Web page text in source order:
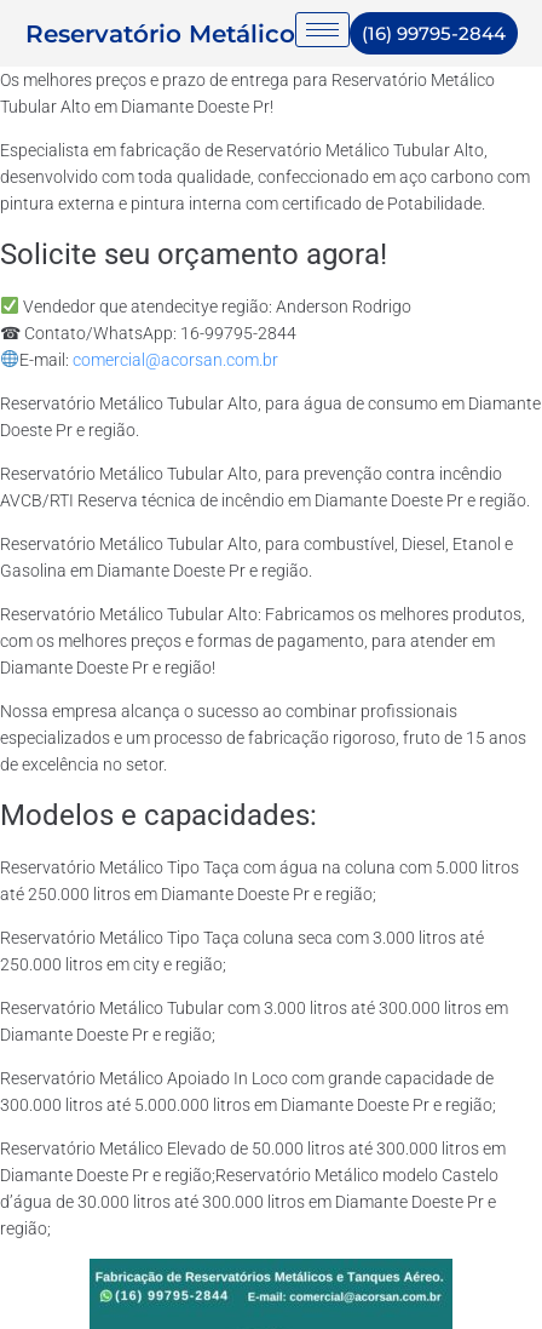
Reservatório Metálico (16) 99795-2844
Os melhores preços e prazo de entrega para Reservatório Metálico
Tubular Alto em Diamante Doeste Pr!
Especialista em fabricação de Reservatório Metálico Tubular Alto,
desenvolvido com toda qualidade, confeccionado em aço carbono com
pintura externa e pintura interna com certificado de Potabilidade.
Solicite seu orçamento agora!
Vendedor que atendecitye região: Anderson Rodrigo
☎ Contato/WhatsApp: 16-99795-2844
E-mail: comercial@acorsan.com.br
Reservatório Metálico Tubular Alto, para água de consumo em Diamante
Doeste Pr e região.
Reservatório Metálico Tubular Alto, para prevenção contra incêndio
AVCB/RTI Reserva técnica de incêndio em Diamante Doeste Pr e região.
Reservatório Metálico Tubular Alto, para combustível, Diesel, Etanol e
Gasolina em Diamante Doeste Pr e região.
Reservatório Metálico Tubular Alto: Fabricamos os melhores produtos,
com os melhores preços e formas de pagamento, para atender em
Diamante Doeste Pr e região!
Nossa empresa alcança o sucesso ao combinar profissionais
especializados e um processo de fabricação rigoroso, fruto de 15 anos
de excelência no setor.
Modelos e capacidades:
Reservatório Metálico Tipo Taça com água na coluna com 5.000 litros
até 250.000 litros em Diamante Doeste Pr e região;
Reservatório Metálico Tipo Taça coluna seca com 3.000 litros até
250.000 litros em city e região;
Reservatório Metálico Tubular com 3.000 litros até 300.000 litros em
Diamante Doeste Pr e região;
Reservatório Metálico Apoiado In Loco com grande capacidade de
300.000 litros até 5.000.000 litros em Diamante Doeste Pr e região;
Reservatório Metálico Elevado de 50.000 litros até 300.000 litros em
Diamante Doeste Pr e região;Reservatório Metálico modelo Castelo
d’água de 30.000 litros até 300.000 litros em Diamante Doeste Pr e
região;